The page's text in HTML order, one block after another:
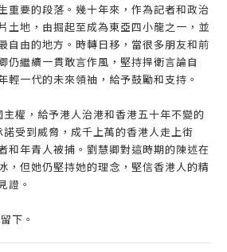
重要的段落。幾十年來，作為記者和政治
土地，由掘起至成為東亞四小龍之一，並
自由的地方。時轉日移，當很多朋友和前
仍繼續一貫敢言作風，堅持捍衛言論自
輕一代的未來領䄂，給予鼓勵和支持。
權，給予港人治港和香港五十年不變的
受到威脅，成千上萬的香港人走上街
和年青人被捕。劉慧卿對這時期的陳述在
，但她仍堅持她的理念，堅信香港人的精
證。
下。